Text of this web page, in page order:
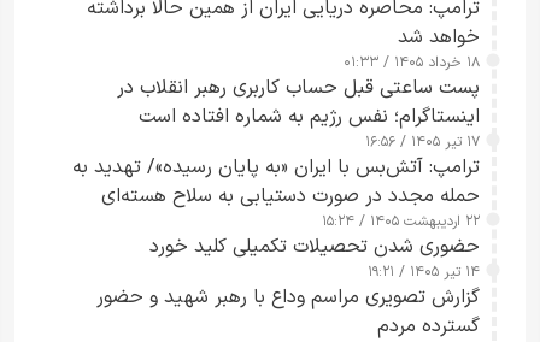
ترامپ: محاصره دریایی ایران از همین حالا برداشته
خواهد شد
۱۸ خرداد ۱۴۰۵ / ۰۱:۳۳
پست ساعتی قبل حساب کاربری رهبر انقلاب در
اینستاگرام؛ نفس رژیم به شماره افتاده است​
۱۷ تیر ۱۴۰۵ / ۱۶:۵۶
ترامپ: آتش‌بس با ایران «به پایان رسیده»/ تهدید به
حمله مجدد در صورت دستیابی به سلاح هسته‌ای
۲۲ اردیبهشت ۱۴۰۵ / ۱۵:۲۴
حضوری شدن تحصیلات تکمیلی کلید خورد
۱۴ تیر ۱۴۰۵ / ۱۹:۲۱
گزارش تصویری مراسم وداع با رهبر شهید و حضور
گسترده مردم